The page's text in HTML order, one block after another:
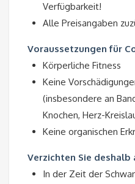
Verfügbarkeit!
Alle Preisangaben
Voraussetzungen für
Körperliche Fitness
Keine
(insbesondere an
Knochen, Herz-
Keine organischen
Verzichten Sie deshalb
In der Zeit der